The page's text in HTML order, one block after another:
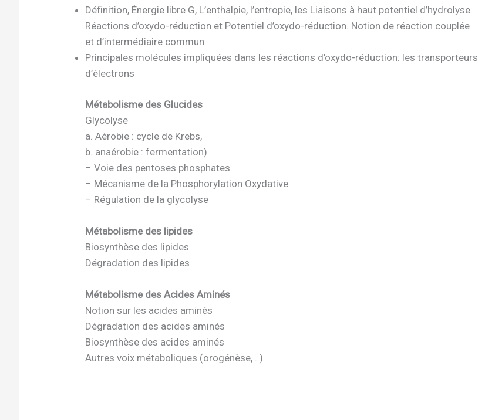
Définition, Énergie libre G, L’enthalpie, l’entropie, les Liaisons à haut potentiel d’hydrolyse.
Réactions d’oxydo-réduction et Potentiel d’oxydo-réduction. Notion de réaction couplée
et d’intermédiaire commun.
Principales molécules impliquées dans les réactions d’oxydo-réduction: les transporteurs
d’électrons
Métabolisme des Glucides
Glycolyse
a. Aérobie : cycle de Krebs,
b. anaérobie : fermentation)
– Voie des pentoses phosphates
– Mécanisme de la Phosphorylation Oxydative
– Régulation de la glycolyse
Métabolisme des lipides
Biosynthèse des lipides
Dégradation des lipides
Métabolisme des Acides Aminés
Notion sur les acides aminés
Dégradation des acides aminés
Biosynthèse des acides aminés
Autres voix métaboliques (orogénèse, ..)